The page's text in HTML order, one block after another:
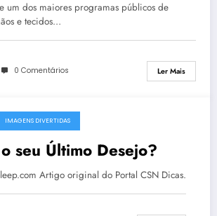
um dos maiores programas públicos de
e tecidos…
0 Comentários Ler Mais
IMAGENS DIVERTIDAS
seu Último Desejo?
Artigo original do Portal CSN Dicas.